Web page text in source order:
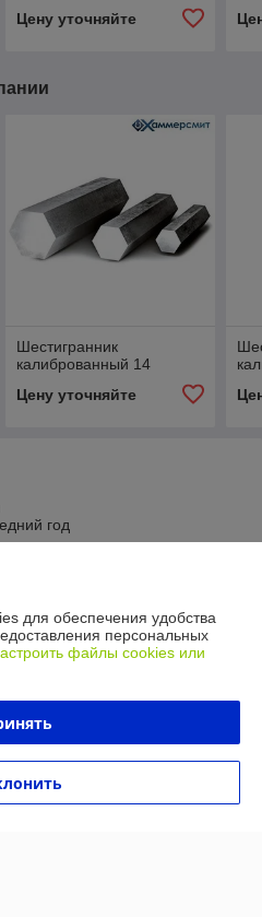
Цену уточняйте
Шестигранник
калиброванный 14
Цену уточняйте
год
весь график работы
для обеспечения удобства
персональных
файлы cookies или